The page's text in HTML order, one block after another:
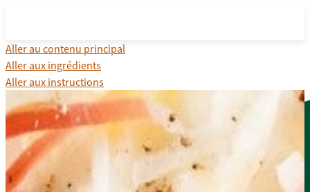
Aller au contenu principal
Aller aux ingrédients
Aller aux instructions